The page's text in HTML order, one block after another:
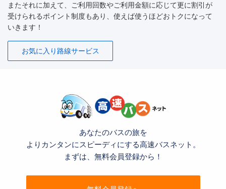
またそれに加えて、ご利用回数やご利用金額に応じて更に割引が
受けられるポイント制度もあり、使えば使うほどおトクになって
いきます！
お気に入り路線サービス
あなたのバスの旅を
よりカンタンにスピーディにする高速バスネット。
まずは、無料会員登録から！